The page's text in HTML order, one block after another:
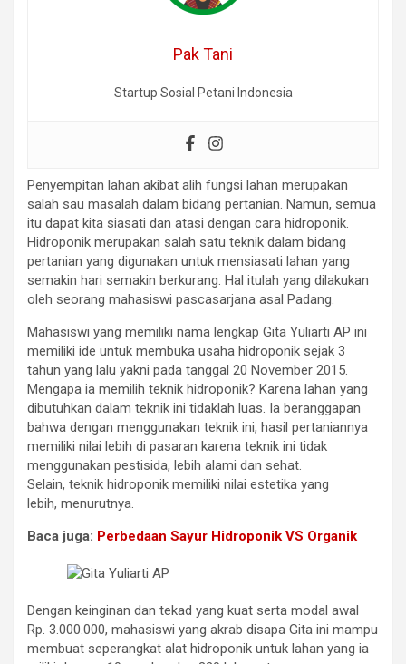
Pak Tani
Startup Sosial Petani Indonesia
Penyempitan lahan akibat alih fungsi lahan merupakan
salah sau masalah dalam bidang pertanian. Namun, semua
itu dapat kita siasati dan atasi dengan cara hidroponik.
Hidroponik merupakan salah satu teknik dalam bidang
pertanian yang digunakan untuk mensiasati lahan yang
semakin hari semakin berkurang. Hal itulah yang dilakukan
oleh seorang mahasiswi pascasarjana asal Padang.
Mahasiswi yang memiliki nama lengkap Gita Yuliarti AP ini
memiliki ide untuk membuka usaha hidroponik sejak 3
tahun yang lalu yakni pada tanggal 20 November 2015.
Mengapa ia memilih teknik hidroponik? Karena lahan yang
dibutuhkan dalam teknik ini tidaklah luas. Ia beranggapan
bahwa dengan menggunakan teknik ini, hasil pertaniannya
memiliki nilai lebih di pasaran karena teknik ini tidak
menggunakan pestisida, lebih alami dan sehat.
Selain, teknik hidroponik memiliki nilai estetika yang
lebih, menurutnya.
Baca juga: Perbedaan Sayur Hidroponik VS Organik
Dengan keinginan dan tekad yang kuat serta modal awal
Rp. 3.000.000, mahasiswi yang akrab disapa Gita ini mampu
membuat seperangkat alat hidroponik untuk lahan yang ia